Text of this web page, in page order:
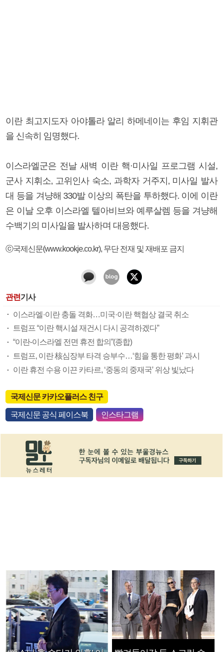
이란 최고지도자 아야톨라 알리 하메네이는 후임 지휘관
을 신속히 임명했다.
이스라엘군은 전날 새벽 이란 핵·미사일 프로그램 시설,
군사 지휘소, 고위인사 숙소, 과학자 거주지, 미사일 발사
대 등을 겨냥해 330발 이상의 폭탄을 투하했다. 이에 이란
은 이날 오후 이스라엘 텔아비브와 예루살렘 등을 겨냥해
수백기의 미사일을 발사하며 대응했다.
ⓒ국제신문(www.kookje.co.kr), 무단 전재 및 재배포 금지
관련기사
이스라엘·이란 충돌 격화…미국·이란 핵협상 결국 취소
트럼프 “이란 핵시설 재건시 다시 공격하겠다”
“이란-이스라엘 전면 휴전 합의”(종합)
트럼프, 이란 核심장부 타격 승부수…‘힘을 통한 평화’ 과시
이란 휴전 수용 이끈 카타르, ‘중동의 중재국’ 위상 빛났다
국제신문 카카오플러스 친구
국제신문 공식 페이스북 인스타그램